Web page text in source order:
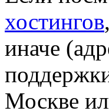
хостингов
иначе
Москве